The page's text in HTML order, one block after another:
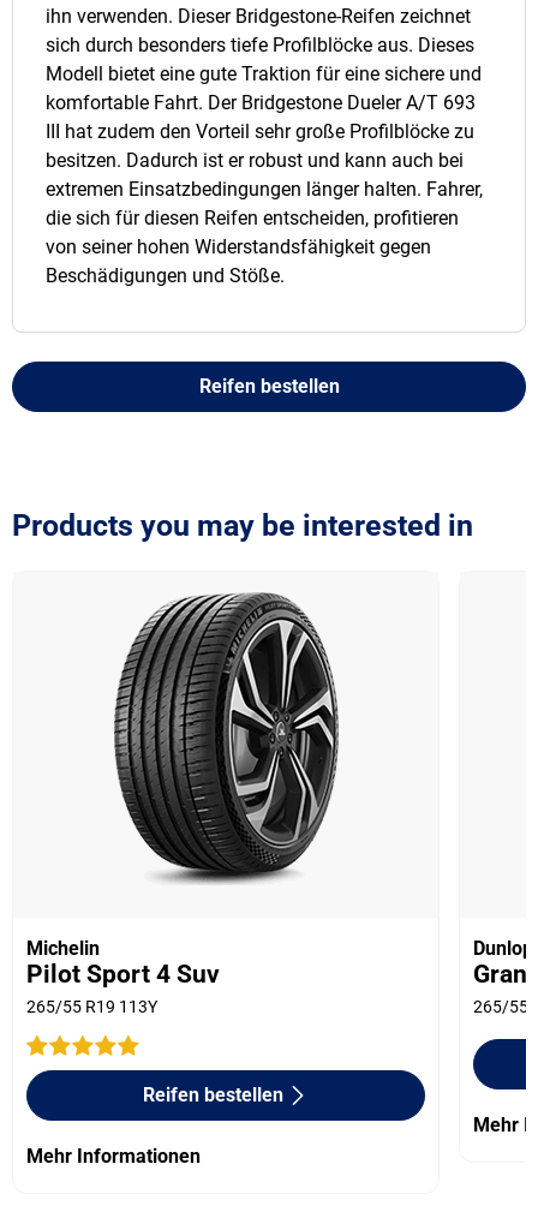
ihn verwenden. Dieser Bridgestone-Reifen zeichnet
sich durch besonders tiefe Profilblöcke aus. Dieses
Modell bietet eine gute Traktion für eine sichere und
komfortable Fahrt. Der Bridgestone Dueler A/T 693
III hat zudem den Vorteil sehr große Profilblöcke zu
besitzen. Dadurch ist er robust und kann auch bei
extremen Einsatzbedingungen länger halten. Fahrer,
die sich für diesen Reifen entscheiden, profitieren
von seiner hohen Widerstandsfähigkeit gegen
Beschädigungen und Stöße.
Reifen bestellen
Products you may be interested in
Michelin
Pilot Sport 4 Suv
265/55 R19 113Y
Reifen bestellen
Mehr Informationen
Dunlop
265/55
Mehr